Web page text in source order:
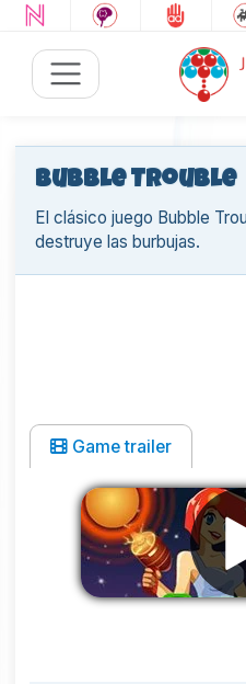
Bubble Trouble
El clásico juego Bubble
destruye las burbujas.
Game trailer